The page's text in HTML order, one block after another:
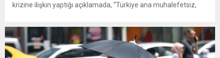
krizine ilişkin yaptığı açıklamada, “Türkiye ana muhalefetsiz,
olun. Türkiye’yi...